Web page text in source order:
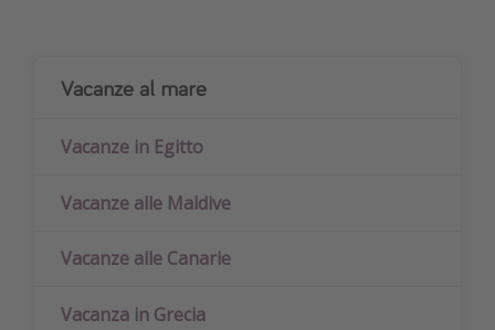
Vacanze al mare
Vacanze in Egitto
Vacanze alle Maldive
Vacanze alle Canarie
Vacanza in Grecia